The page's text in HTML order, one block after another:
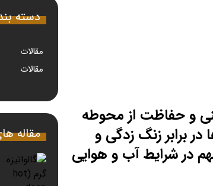
و حفاظت از محوطه
برابر زنگ زدگی و
در شرایط آب و هوایی
دسته
مقالات
مقالات
مقاله